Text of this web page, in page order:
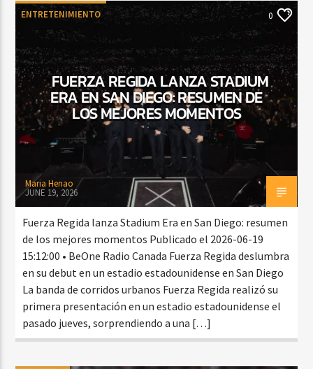
TITLE
ARTIST
CURRENT SHOW
BACHATA Y VALLENATO
9:00 AM 11:00 AM
ENTRETENIMIENTO 0
FUERZA REGIDA LANZA STADIUM
ERA EN SAN DIEGO: RESUMEN DE
LOS MEJORES MOMENTOS
Maria Henao
JUNE 19, 2026
Fuerza Regida lanza Stadium Era en San Diego: resumen
de los mejores momentos Publicado el 2026-06-19
15:12:00 • BeOne Radio Canada Fuerza Regida deslumbra
en su debut en un estadio estadounidense en San Diego
La banda de corridos urbanos Fuerza Regida realizó su
primera presentación en un estadio estadounidense el
pasado jueves, sorprendiendo a una […]